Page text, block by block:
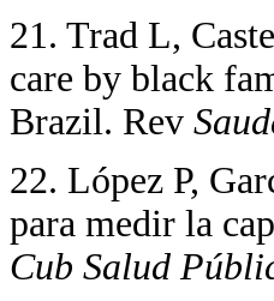
21. Trad L,
care by black
Brazil. Rev
22. López P,
para medir la
Cub Salud